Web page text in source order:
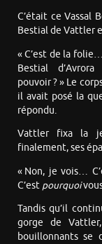
C’était ce Vassal
Bestial de Vattler
« C’est de la
Bestial
pouvoir ? » Le
il avait posé la
répondu.
Vattler fixa la
finalement, ses
« Non, je vois…
C’est pourquoi
Tandis qu’il
gorge de
bouillonnants se